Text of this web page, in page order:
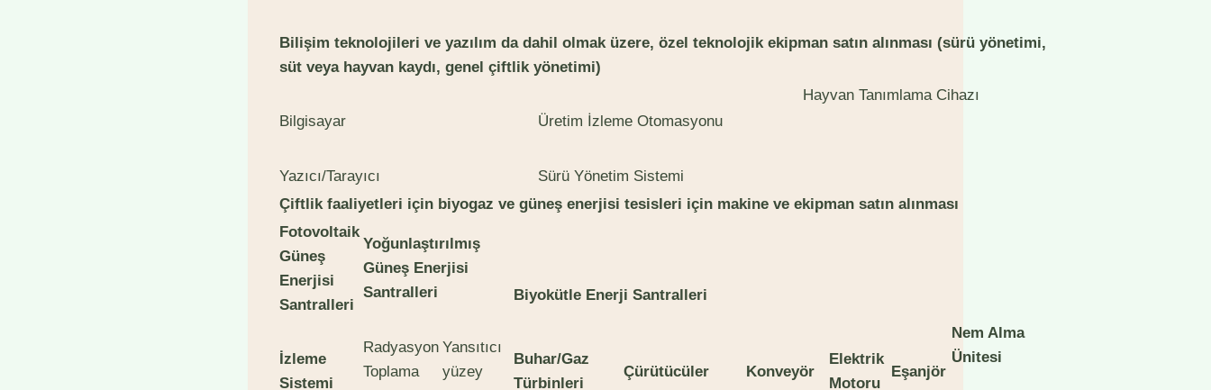
Bilişim teknolojileri ve yazılım da dahil olmak üzere, özel teknolojik ekipman satın alınması (sürü yönetimi,
süt veya hayvan kaydı, genel çiftlik yönetimi)
Bilgisayar Üretim İzleme Otomasyonu
Hayvan Tanımlama Cihazı
Yazıcı/Tarayıcı
Sürü Yönetim Sistemi
Çiftlik faaliyetleri için biyogaz ve güneş enerjisi tesisleri için makine ve ekipman satın alınması
Fotovoltaik
Güneş
Enerjisi
Santralleri
Yoğunlaştırılmış
Güneş Enerjisi
Santralleri
Biyokütle Enerji Santralleri
İzleme
Sistemi
Radyasyon
Toplama
Yansıtıcı
yüzey
Buhar/Gaz
Türbinleri
Çürütücüler Konveyör
Elektrik
Motoru
Eşanjör
Nem Alma
Ünitesi